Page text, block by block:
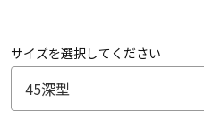
サイズを選択してください